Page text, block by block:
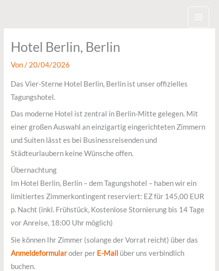
Hotel Berlin, Berlin
Von/ 20/04/2026
Das Vier-Sterne Hotel Berlin, Berlin ist unser offizielles
Tagungshotel.
Das moderne Hotel ist zentral in Berlin-Mitte gelegen. Mit
einer großen Auswahl an einzigartig eingerichteten Zimmern
und Suiten lässt es bei Businessreisenden und
Städteurlaubern keine Wünsche offen.
Übernachtung
Im Hotel Berlin, Berlin – dem Tagungshotel – haben wir ein
limitiertes Zimmerkontingent reserviert: EZ für 145,00 EUR
p. Nacht (inkl. Frühstück, Kostenlose Stornierung bis 14 Tage
vor Anreise, 18:00 Uhr möglich)
Sie können Ihr Zimmer (solange der Vorrat reicht) über das
Anmeldeformularoder per E-Mail über uns verbindlich
buchen.